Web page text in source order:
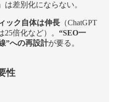
は差別化にならない。
ック自体は伸長 （ChatGPT
倍化など）。 “SEO一
”への再設計が要る。
性